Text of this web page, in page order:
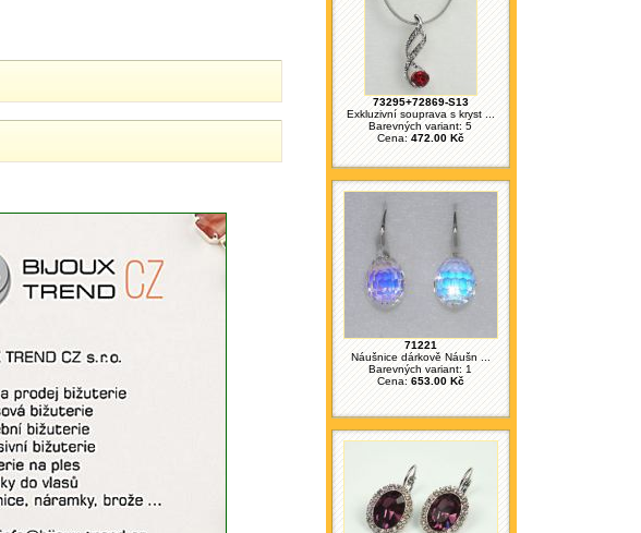
73295+72869-S13
Exkluzivní souprava s kryst ...
Barevných variant: 5
Cena: 472.00 Kč
71221
Náušnice dárkově Náušn ...
Barevných variant: 1
Cena: 653.00 Kč